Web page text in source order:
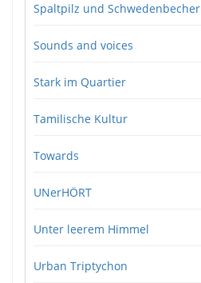
Spaltpilz und Schwedenbecher
Sounds and voices
Stark im Quartier
Tamilische Kultur
Towards
UNerHÖRT
Unter leerem Himmel
Urban Triptychon